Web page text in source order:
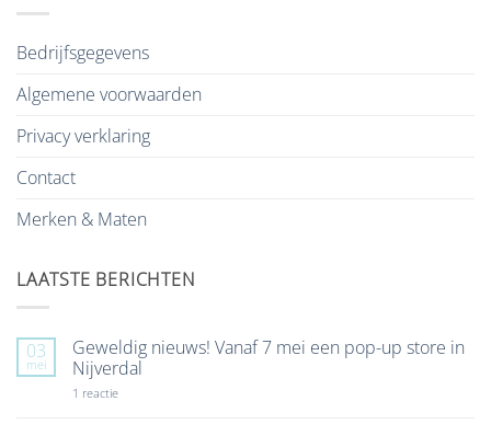
Bedrijfsgegevens
Algemene voorwaarden
Privacy verklaring
Contact
Merken & Maten
LAATSTE BERICHTEN
03
mei
Geweldig nieuws! Vanaf 7 mei een pop-up store in
Nijverdal
1 reactieop